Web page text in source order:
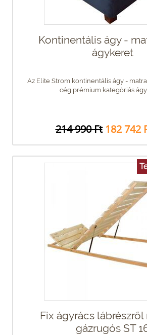
Kontinentális ágy -
ágykeret
Az Elite Strom kontinentális ágy -
cég prémium kategóriás
214 990 Ft 182 742
Fix ágyrács
gázrugós ST